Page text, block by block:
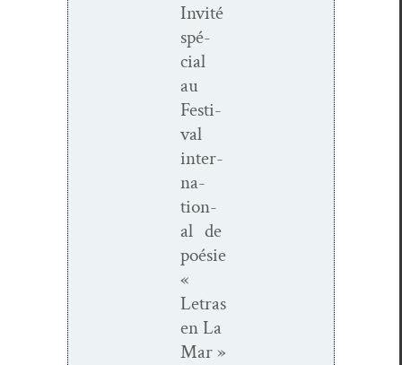
Invité
spé­
cial
au
Fes­ti­
val
inter­
na­
tion­
al de
poésie
«
Letras
en La
Mar »